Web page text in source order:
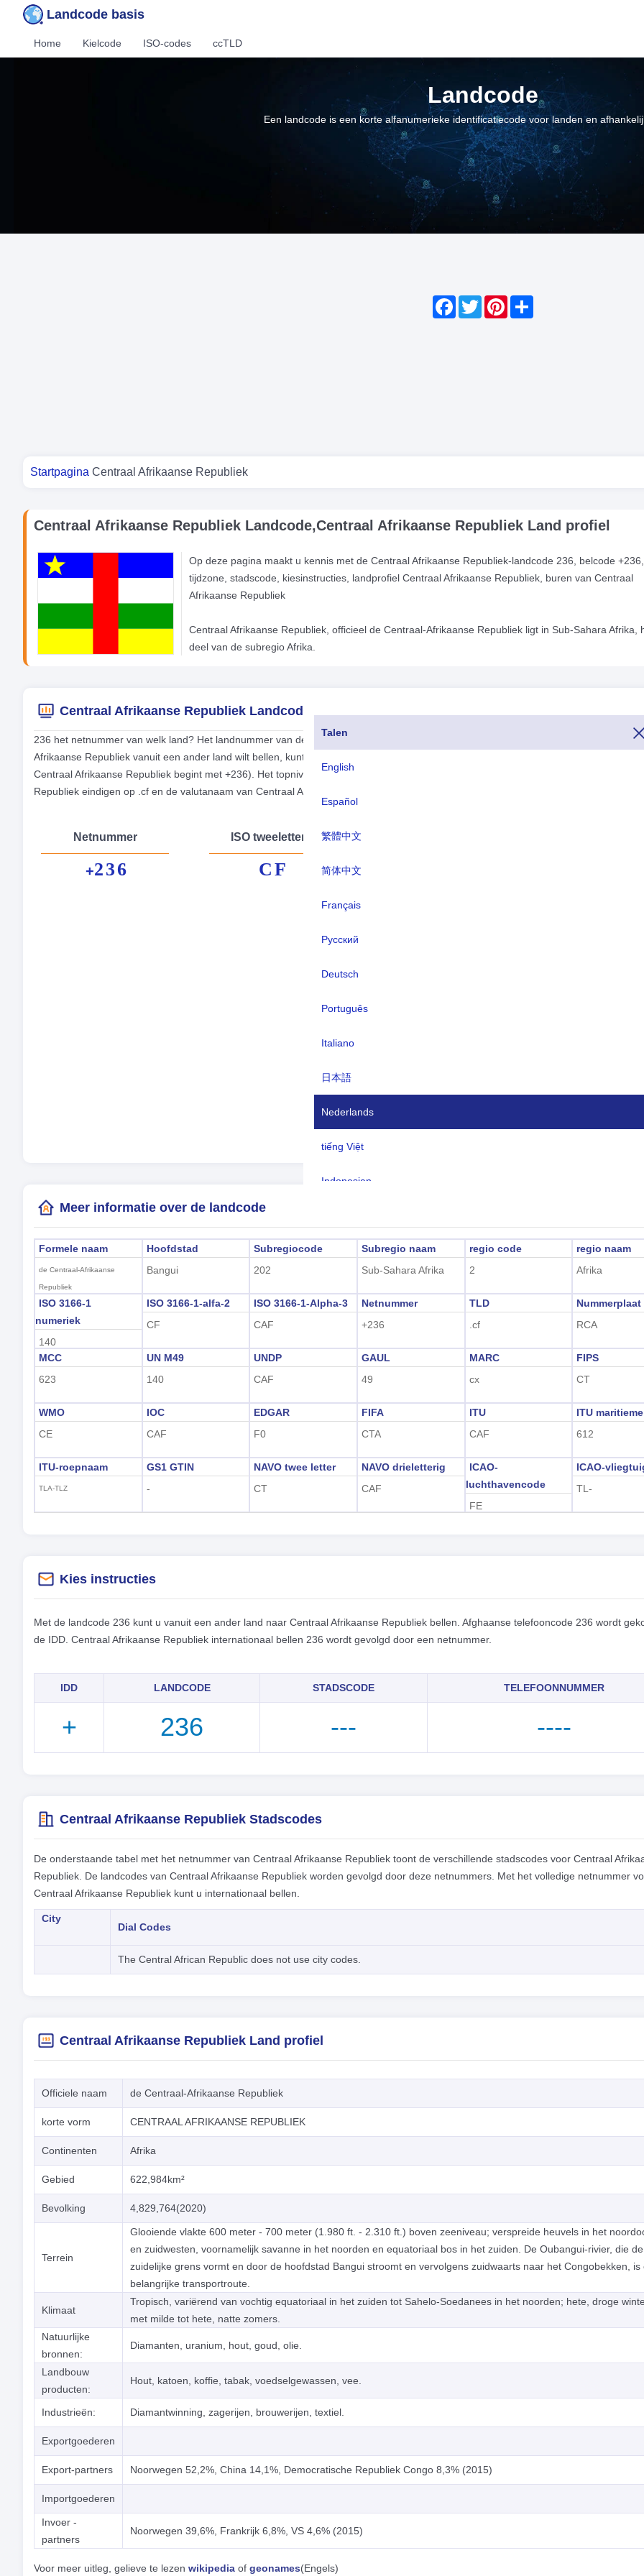
Landcode basis
Talen
English
Español
繁體中文
简体中文
Français
Русский
Deutsch
Português
Italiano
日本語
Nederlands
tiếng Việt
Indonesian
हिंदी
Home Kielcode ISO-codes ccTLD
Landcode
Een landcode is een korte alfanumerieke identificatiecode voor landen en
Facebook
Twitter
Pinterest
Share
Je bent hier
Startpagina Centraal Afrikaanse Republiek
Centraal Afrikaanse Republiek Landcode,Centraal Afrikaanse Republiek Land profiel
Op deze pagina maakt u kennis met de Centraal Afrikaanse Republiek-landcode 236, belcode +236,
tijdzone, stadscode, kiesinstructies, landprofiel Centraal Afrikaanse Republiek, buren van Centraal
Afrikaanse Republiek
Centraal Afrikaanse Republiek, officieel de Centraal-Afrikaanse Republiek ligt in Sub-Sahara Afrika,
deel van de subregio Afrika.
Centraal Afrikaanse Republiek Landcode +236
236 het netnummer van welk land? Het landnummer van de telefoon van Centraal Afrikaanse Republiek is het nummer 236. Als u
Afrikaanse Republiek vanuit een ander land wilt bellen, kunt u dit doen door het nummer 236 te kiezen, voor het hele telefoonnummer
Centraal Afrikaanse Republiek begint met +236). Het topniveaudomein of TLD of landspecifieke internetdomeinen voor Centraal
Republiek eindigen op .cf en de valutanaam van Centraal Afrikaanse Republiek is CFA-Frank BEAC(XAF).
Netnummer
+236
ISO tweeletterig
CF
Munteenheid:
Talen:
Zomertijd:
Lokale tijd:
(Bangui)
Meer informatie over de landcode
Formele naam
de Centraal-Afrikaanse
Republiek
Hoofdstad
Bangui
Subregiocode
202
Subregio naam
Sub-Sahara Afrika
regio code
2
regio naam
Afrika
ISO 3166-1
numeriek
140
ISO 3166-1-alfa-2
CF
ISO 3166-1-Alpha-3
CAF
Netnummer
+236
TLD
.cf
RCA
MCC
623
UN M49
140
UNDP
CAF
GAUL
49
MARC
cx
FIPS
CT
WMO
CE
IOC
CAF
EDGAR
F0
FIFA
CTA
ITU
CAF
ITU
612
ITU-roepnaam
TLA-TLZ
GS1 GTIN
-
NAVO twee letter
CT
NAVO drieletterig
CAF
ICAO-
luchthavencode
FE
ICAO-
TL-
Kies instructies
Met de landcode 236 kunt u vanuit een ander land naar Centraal Afrikaanse Republiek bellen. Afghaanse telefooncode 236 wordt
de IDD. Centraal Afrikaanse Republiek internationaal bellen 236 wordt gevolgd door een netnummer.
IDD LANDCODE STADSCODE TELEFOONNUMMER
+ 236 --- ----
Centraal Afrikaanse Republiek Stadscodes
De onderstaande tabel met het netnummer van Centraal Afrikaanse Republiek toont de verschillende stadscodes voor Centraal
Republiek. De landcodes van Centraal Afrikaanse Republiek worden gevolgd door deze netnummers. Met het volledige netnummer
Centraal Afrikaanse Republiek kunt u internationaal bellen.
City
Dial Codes
The Central African Republic does not use city codes.
Centraal Afrikaanse Republiek Land profiel
Officiele naam de Centraal-Afrikaanse Republiek
korte vorm CENTRAAL AFRIKAANSE REPUBLIEK
Continenten Afrika
Gebied 622,984km²
Bevolking 4,829,764(2020)
Terrein
Glooiende vlakte 600 meter - 700 meter (1.980 ft. - 2.310 ft.) boven zeeniveau; verspreide heuvels in het
en zuidwesten, voornamelijk savanne in het noorden en equatoriaal bos in het zuiden. De Oubangui-rivier, die de
zuidelijke grens vormt en door de hoofdstad Bangui stroomt en vervolgens zuidwaarts naar het Congobekken, is
belangrijke transportroute.
Klimaat
Tropisch, variërend van vochtig equatoriaal in het zuiden tot Sahelo-Soedanees in het noorden; hete, droge
met milde tot hete, natte zomers.
Natuurlijke
bronnen:
Diamanten, uranium, hout, goud, olie.
Landbouw
producten:
Hout, katoen, koffie, tabak, voedselgewassen, vee.
Industrieën: Diamantwinning, zagerijen, brouwerijen, textiel.
Exportgoederen
Export-partners Noorwegen 52,2%, China 14,1%, Democratische Republiek Congo 8,3% (2015)
Importgoederen
Invoer -
partners
Noorwegen 39,6%, Frankrijk 6,8%, VS 4,6% (2015)
Voor meer uitleg, gelieve te lezen wikipedia of geonames(Engels)